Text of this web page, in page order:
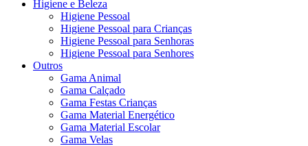
Higiene e Beleza
Higiene Pessoal
Higiene Pessoal para Crianças
Higiene Pessoal para Senhoras
Higiene Pessoal para Senhores
Outros
Gama Animal
Gama Calçado
Gama Festas Crianças
Gama Material Energético
Gama Material Escolar
Gama Velas